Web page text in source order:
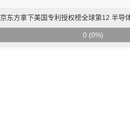
京东方拿下美国专利授权榜全球第12 半导
0 (0%)